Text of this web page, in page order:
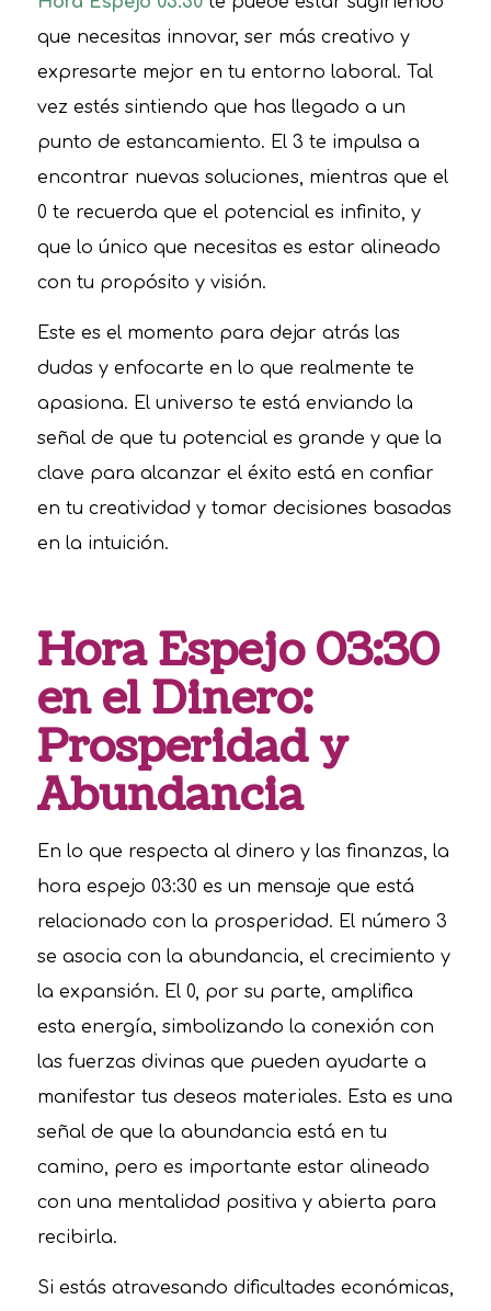
que necesitas innovar, ser más creativo y
expresarte mejor en tu entorno laboral. Tal
vez estés sintiendo que has llegado a un
punto de estancamiento. El 3 te impulsa a
encontrar nuevas soluciones, mientras que el
0 te recuerda que el potencial es infinito, y
que lo único que necesitas es estar alineado
con tu propósito y visión.
Este es el momento para dejar atrás las
dudas y enfocarte en lo que realmente te
apasiona. El universo te está enviando la
señal de que tu potencial es grande y que la
clave para alcanzar el éxito está en confiar
en tu creatividad y tomar decisiones basadas
en la intuición.
Hora Espejo 03:30
en el Dinero:
Prosperidad y
Abundancia
En lo que respecta al dinero y las finanzas, la
hora espejo 03:30 es un mensaje que está
relacionado con la prosperidad. El número 3
se asocia con la abundancia, el crecimiento y
la expansión. El 0, por su parte, amplifica
esta energía, simbolizando la conexión con
las fuerzas divinas que pueden ayudarte a
manifestar tus deseos materiales. Esta es una
señal de que la abundancia está en tu
camino, pero es importante estar alineado
con una mentalidad positiva y abierta para
recibirla.
Si estás atravesando dificultades económicas,